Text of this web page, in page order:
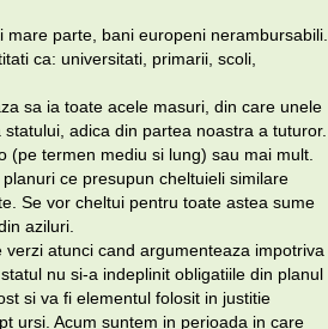
parte, bani europeni nerambursabili.
ca: universitati, primarii, scoli,
sa ia toate acele masuri, din care unele
adica din partea noastra a tuturor.
(pe termen mediu si lung) sau mai mult.
ce presupun cheltuieli similare
Se vor cheltui pentru toate astea sume
aziluri.
atunci cand argumenteaza impotriva
nu si-a indeplinit obligatiile din planul
si va fi elementul folosit in justitie
ursi. Acum suntem in perioada in care